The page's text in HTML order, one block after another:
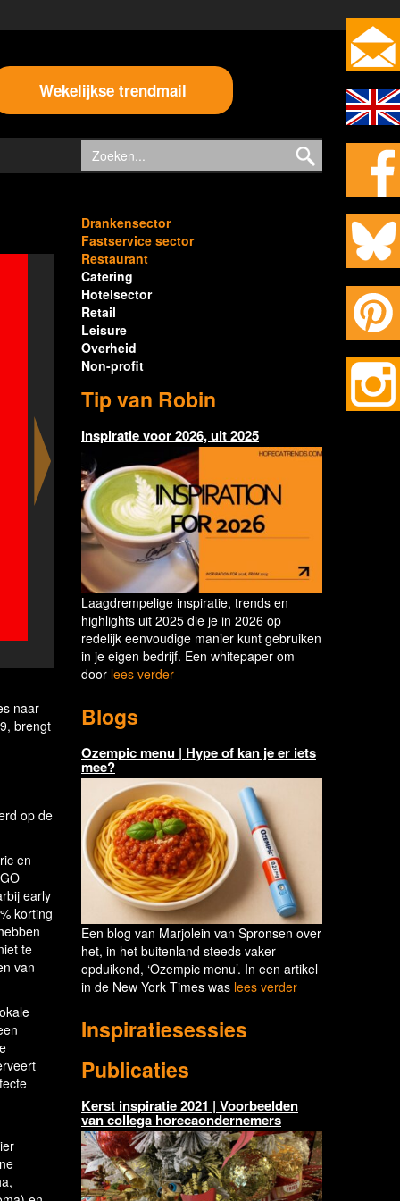
Wekelijkse trendmail
GRINGO - The Taco Lover
naar
brengt
op de
en
early
korting
te
van
Drankensector
Fastservice sector
Restaurant
Catering
Hotelsector
Retail
Leisure
Overheid
Non-profit
Tip van Robin
Inspiratie voor 2026, uit 2025
Laagdrempelige inspiratie, trends en
highlights uit 2025 die je in 2026 op
redelijk eenvoudige manier kunt gebruiken
in je eigen bedrijf. Een whitepaper om
door lees verder
Blogs
Ozempic menu | Hype of kan je er iets
mee?
Een blog van Marjolein van Spronsen over
het, in het buitenland steeds vaker
opduikend, ‘Ozempic menu’. In een artikel
in de New York Times was lees verder
Inspiratiesessies
Publicaties
Kerst inspiratie 2021 | Voorbeelden
van collega horecaondernemers